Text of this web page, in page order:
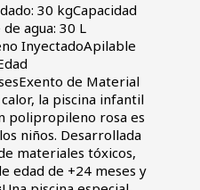
30 kgCapacidad
agua: 30 L
InyectadoApilable
de Material
la piscina infantil
polipropileno rosa es
niños. Desarrollada
materiales tóxicos,
edad de +24 meses y